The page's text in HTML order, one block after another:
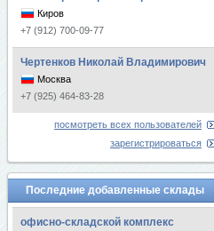
Киров
+7 (912) 700-09-77
Чертенков Николай Владимирович
Москва
+7 (925) 464-83-28
посмотреть всех пользователей
зарегистрироваться
Последние добавленные склады
офисно-складской комплекс